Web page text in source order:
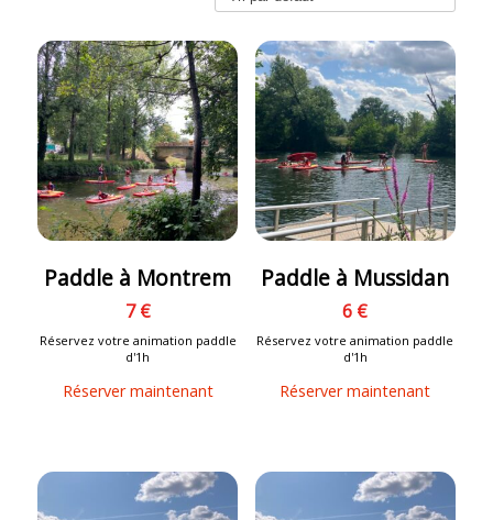
Paddle à Montrem
7 €
Réservez votre animation paddle
d'1h
Réserver maintenant
Paddle à Mussidan
6 €
Réservez votre animation paddle
d'1h
Réserver maintenant